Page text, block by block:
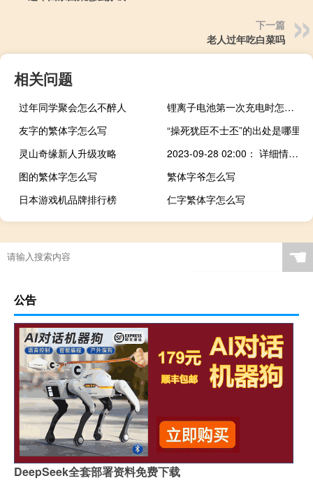
下一篇
老人过年吃白菜吗
相关问题
过年同学聚会怎么不醉人
锂离子电池第一次充电时怎么使用（锂离子电池第一次充电）
友字的繁体字怎么写
“操死犹臣不士丕”的出处是哪里
灵山奇缘新人升级攻略
2023-09-28 02:00： 详细情况请关注"河北高速公路"微信公众平台、河北省高速公路出行信息服务网aOEc47 ​​​
图的繁体字怎么写
繁体字爷怎么写
日本游戏机品牌排行榜
仁字繁体字怎么写
☚
公告
DeepSeek全套部署资料免费下载